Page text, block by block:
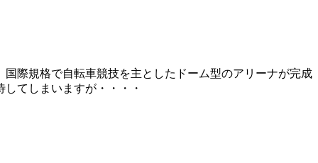
際規格で自転車競技を主としたドーム型のアリーナが完成
てしまいますが・・・・